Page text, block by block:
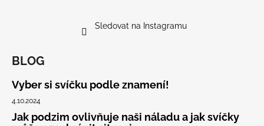
Sledovat na Instagramu
BLOG
Vyber si svíčku podle znamení!
4.10.2024
Jak podzim ovlivňuje naši náladu a jak svíčky